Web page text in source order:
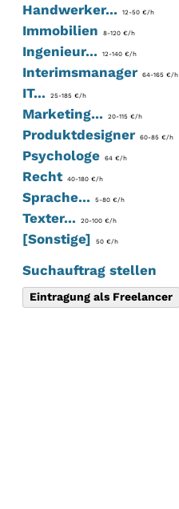
Handwerker...12-50 €/h
Immobilien 8-120 €/h
Ingenieur...12-140 €/h
Interimsmanager 64-165 €/h
IT...25-185 €/h
Marketing...20-115 €/h
Produktdesigner 60-85 €/h
Psychologe64 €/h
Recht40-180 €/h
Sprache...5-80 €/h
Texter...20-100 €/h
[Sonstige] 50 €/h
Suchauftrag stellen
Eintragung als Freelancer